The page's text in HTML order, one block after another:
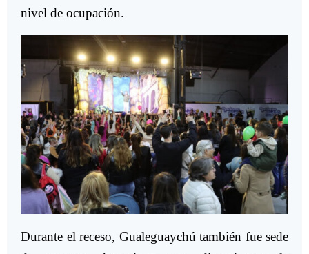
nivel de ocupación.
Durante el receso, Gualeguaychú también fue sede